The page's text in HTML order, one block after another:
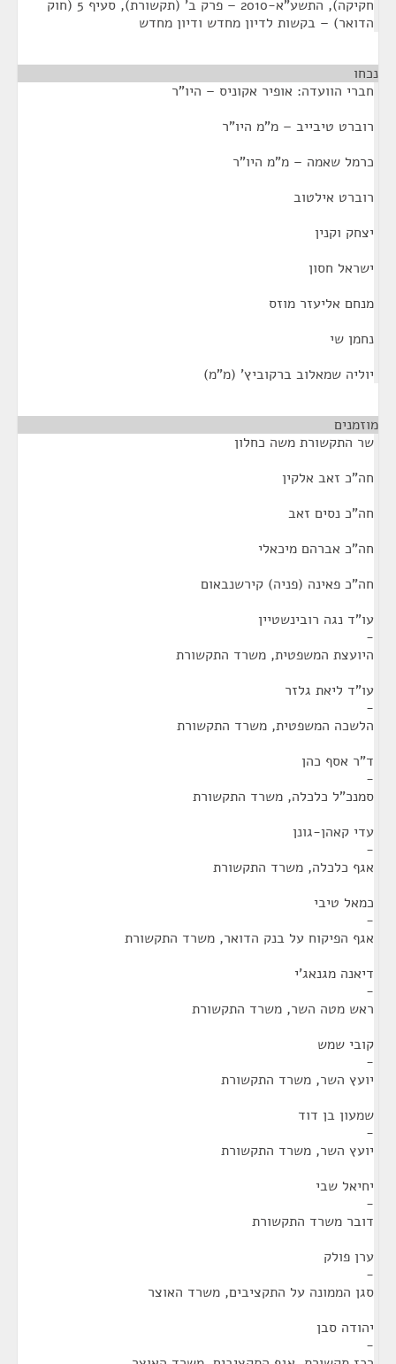
חקיקה), התשע"א-2010 – פרק ב' (תקשורת), סעיף 5 (חוק
הדואר) – בקשות לדיון מחדש ודיון מחדש
נכחו
חברי הוועדה: אופיר אקוניס – היו"ר
רוברט טיבייב – מ"מ היו"ר
כרמל שאמה – מ"מ היו"ר
רוברט אילטוב
יצחק וקנין
ישראל חסון
מנחם אליעזר מוזס
נחמן שי
יוליה שמאלוב ברקוביץ' (מ"מ)
מוזמנים
שר התקשורת משה כחלון
חה"כ זאב אלקין
חה"כ נסים זאב
חה"כ אברהם מיכאלי
חה"כ פאינה (פניה) קירשנבאום
עו"ד נגה רובינשטיין
-
היועצת המשפטית, משרד התקשורת
עו"ד ליאת גלזר
-
הלשכה המשפטית, משרד התקשורת
ד"ר אסף כהן
-
סמנכ"ל כלכלה, משרד התקשורת
עדי קאהן-גונן
-
אגף כלכלה, משרד התקשורת
כמאל טיבי
-
אגף הפיקוח על בנק הדואר, משרד התקשורת
דיאנה מגנאג'י
-
ראש מטה השר, משרד התקשורת
קובי שמש
-
יועץ השר, משרד התקשורת
שמעון בן דוד
-
יועץ השר, משרד התקשורת
יחיאל שבי
-
דובר משרד התקשורת
ערן פולק
-
סגן הממונה על התקציבים, משרד האוצר
יהודה סבן
-